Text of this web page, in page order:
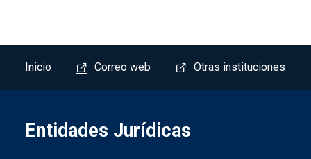
Menú del pie
Inicio Correo web Otras instituciones
Entidades Jurídicas